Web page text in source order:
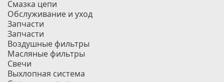
Смазка цепи
Обслуживание и уход
Запчасти
Запчасти
Воздушные фильтры
Масляные фильтры
Свечи
Выхлопная система